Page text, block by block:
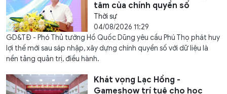
tâm của chính quyền số
Thời sự
04/08/2026 11:29
GD&TĐ - Phó Thủ tướng Hồ Quốc Dũng yêu cầu Phú Thọ phát huy
lợi thế mới sau sáp nhập, xây dựng chính quyền số với dữ liệu là
nền tảng quản trị, điều hành.
Khát vọng Lạc Hồng -
Gameshow trí tuệ cho học